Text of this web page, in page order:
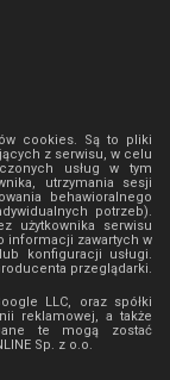
cookies. Są to pliki
z serwisu, w celu
usług w tym
utrzymania sesji
behawioralnego
potrzeb).
użytkownika serwisu
informacji zawartych w
konfiguracji usługi.
przeglądarki.
LLC, oraz spółki
reklamowej, a także
te mogą zostać
Sp. z o.o.